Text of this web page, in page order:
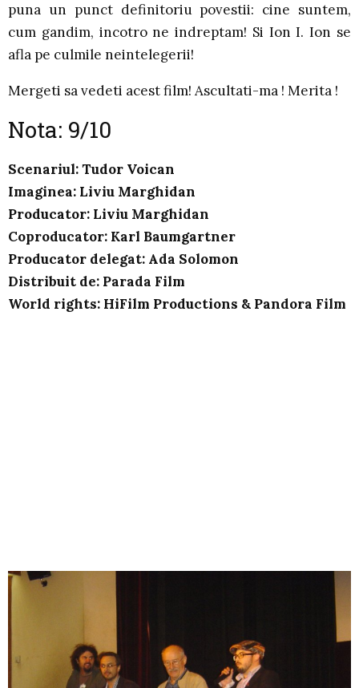
puna un punct definitoriu povestii: cine suntem,
cum gandim, incotro ne indreptam! Si Ion I. Ion se
afla pe culmile neintelegerii!
Mergeti sa vedeti acest film! Ascultati-ma ! Merita !
Nota: 9/10
Scenariul: Tudor Voican
Imaginea: Liviu Marghidan
Producator: Liviu Marghidan
Coproducator: Karl Baumgartner
Producator delegat: Ada Solomon
Distribuit de: Parada Film
World rights: HiFilm Productions & Pandora Film